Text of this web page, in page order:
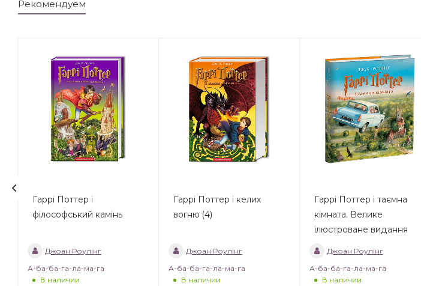
Рекомендуем
Гаррі Поттер і
філософський камінь
Джоан Роулінг
А-ба-ба-га-ла-ма-га
В наличии
Гаррі Поттер і келих
вогню (4)
Джоан Роулінг
А-ба-ба-га-ла-ма-га
В наличии
Гаррі Поттер і таємна
кімната. Велике
ілюстроване видання
Джоан Роулінг
А-ба-ба-га-ла-ма-га
В наличии